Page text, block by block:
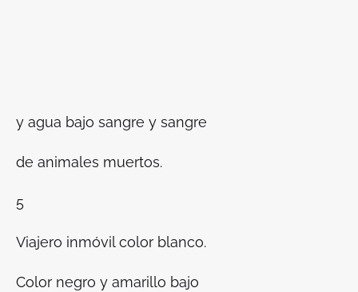
y agua bajo sangre y sangre
de animales muertos.
5
Viajero inmóvil color blanco.
Color negro y amarillo bajo